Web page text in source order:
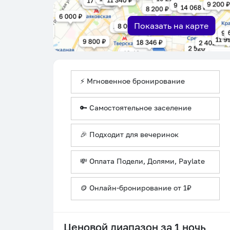
Показать на карте
⚡ Мгновенное бронирование
🔑 Самостоятельное заселение
🎉 Подходит для вечеринок
💸 Оплата Подели, Долями, Paylate
🪙 Онлайн-бронирование от 1₽
Ценовой диапазон за 1 ночь